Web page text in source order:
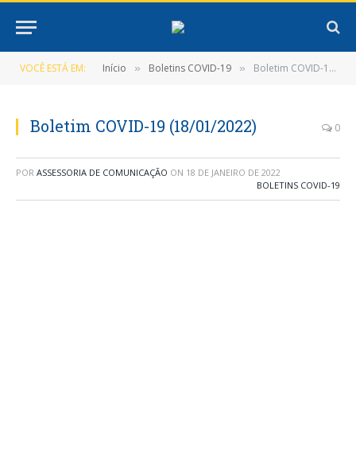
VOCÊ ESTÁ EM: Início » Boletins COVID-19 » Boletim COVID-19 (18/01/2022)
Boletim COVID-19 (18/01/2022) 0
POR ASSESSORIA DE COMUNICAÇÃO ON 18 DE JANEIRO DE 2022
BOLETINS COVID-19